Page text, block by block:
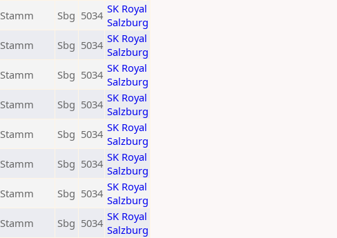
Stamm Sbg 5034 SK Royal
Salzburg
Stamm Sbg 5034 SK Royal
Salzburg
Stamm Sbg 5034 SK Royal
Salzburg
Stamm Sbg 5034 SK Royal
Salzburg
Stamm Sbg 5034 SK Royal
Salzburg
Stamm Sbg 5034 SK Royal
Salzburg
Stamm Sbg 5034 SK Royal
Salzburg
Stamm Sbg 5034 SK Royal
Salzburg